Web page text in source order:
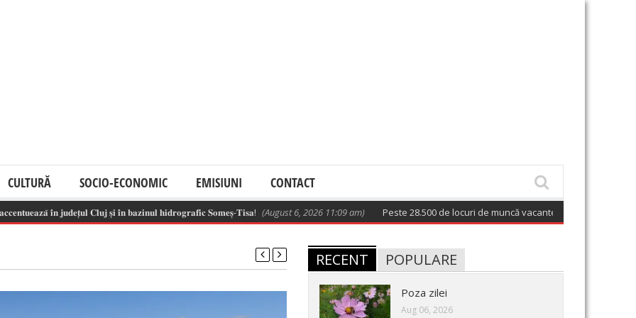
CULTURĂ SOCIO-ECONOMIC EMISIUNI CONTACT
𝐢̂𝐧 𝐣𝐮𝐝𝐞𝐭̦𝐮𝐥 𝐂𝐥𝐮𝐣 𝐬̦𝐢 𝐢̂𝐧 𝐛𝐚𝐳𝐢𝐧𝐮𝐥 𝐡𝐢𝐝𝐫𝐨𝐠𝐫𝐚𝐟𝐢𝐜 𝐒𝐨𝐦𝐞𝐬̦-𝐓𝐢𝐬𝐚! (August 6, 2026 11:09 am) Peste 28.500 de locuri de muncă vacante la nivel național; 128
RECENT POPULARE
Poza zilei
Aug 06, 2026